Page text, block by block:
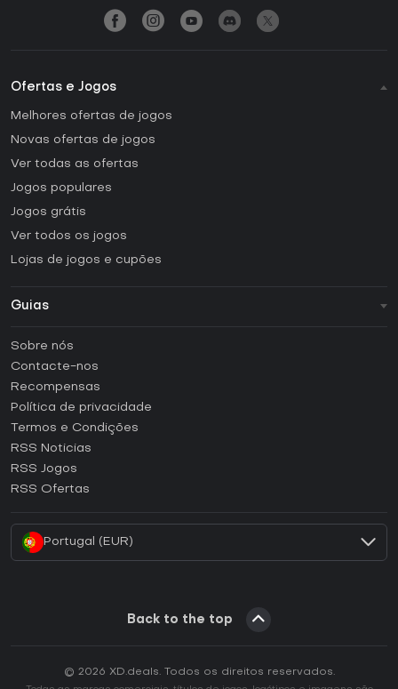
Ofertas e Jogos
Melhores ofertas de jogos
Novas ofertas de jogos
Ver todas as ofertas
Jogos populares
Jogos grátis
Ver todos os jogos
Lojas de jogos e cupões
Guias
Como ativar uma CD Key Steam?
Como ativar uma CD Key Epic Games?
Como ativar uma CD Key GOG?
Como ativar uma CD Key Ubisoft Connect?
Como ativar uma CD Key EA App?
Sobre nós
Contacte-nos
Recompensas
Política de privacidade
Termos e Condições
RSS Noticias
RSS Jogos
RSS Ofertas
Portugal (EUR)
Back to the top
© 2026 XD.deals. Todos os direitos reservados.